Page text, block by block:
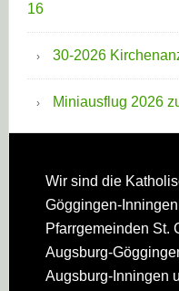
16
30-2026
Miniausflug 2026
Footer
Wir sind die
Göggingen-
Pfarrgemeinden St.
Augsburg-
Augsburg-Inningen